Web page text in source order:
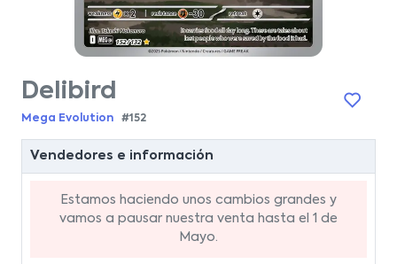
Delibird
Mega Evolution #152
Vendedores e información
Estamos haciendo unos cambios grandes y
vamos a pausar nuestra venta hasta el 1 de
Mayo.